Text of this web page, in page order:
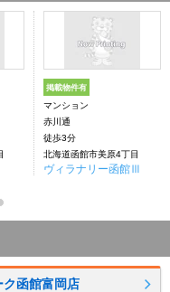
掲載物件有
マンション
赤川通
徒歩3分
北海道函館市美原4丁目
ヴィラナリー函館Ⅲ
函館富岡店